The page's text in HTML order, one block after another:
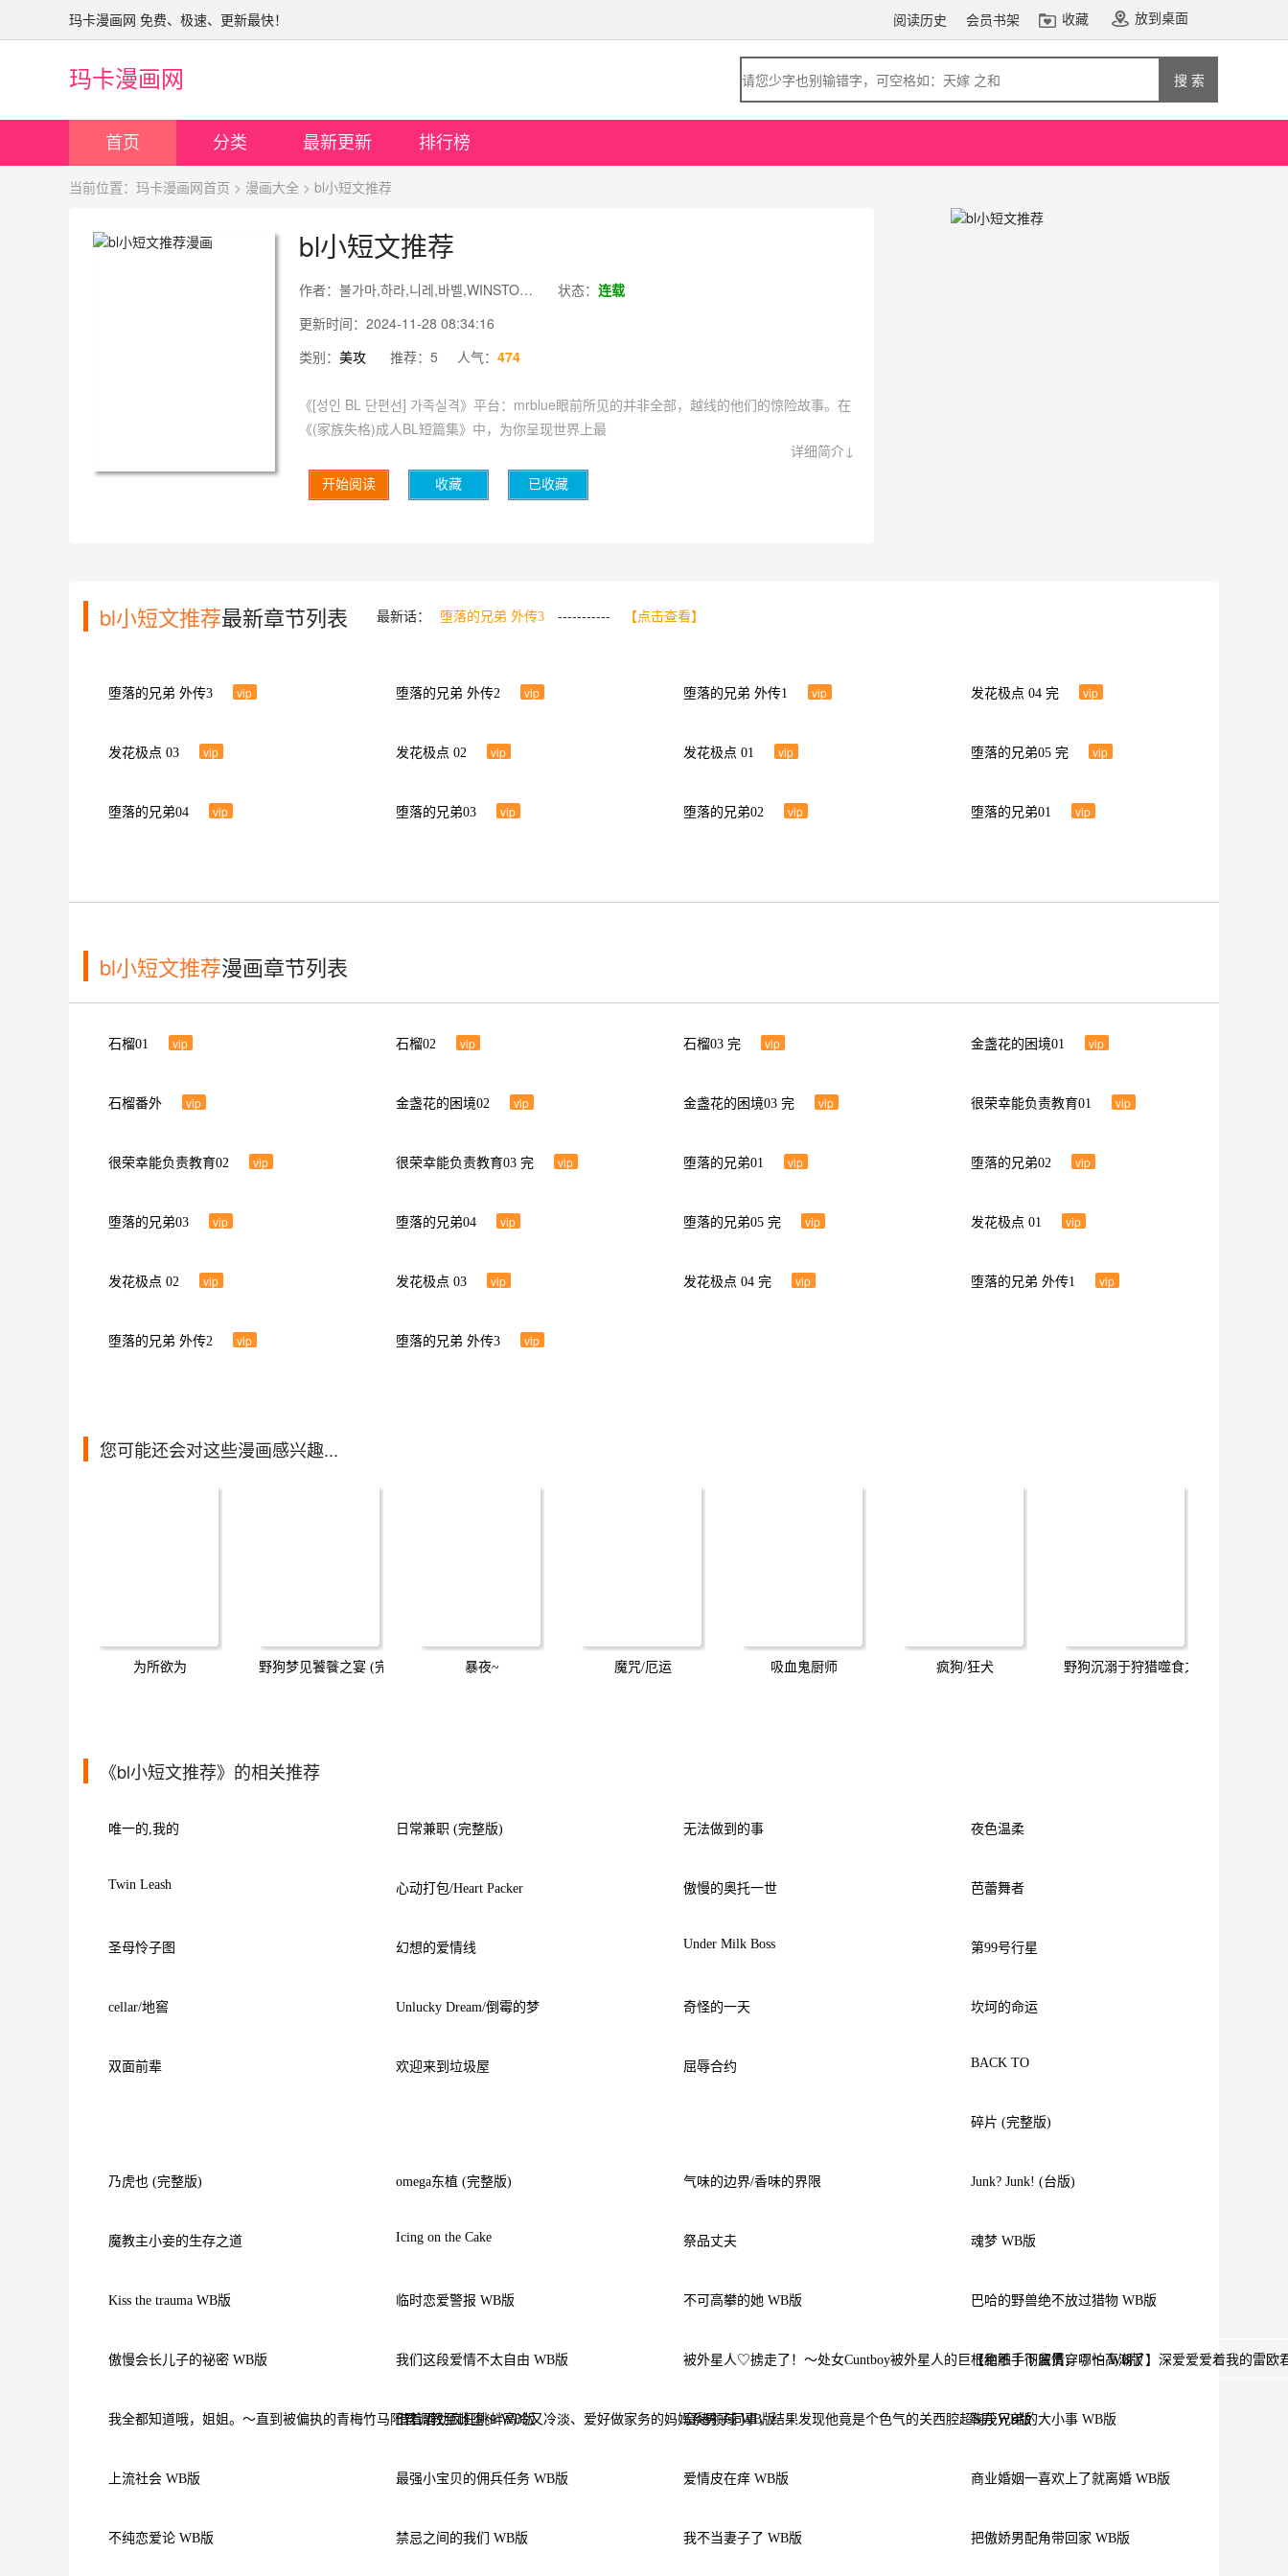
玛卡漫画网 免费、极速、更新最快！ 阅读历史 会员书架 收藏 放到桌面
玛卡漫画网 搜 索
首页 分类 最新更新 排行榜
当前位置： 玛卡漫画网首页 > 漫画大全 > bl小短文推荐
bl小短文推荐
作者：불가마,하라,니레,바벨,WINSTON,박찐득 状态： 连载
更新时间：2024-11-28 08:34:16
类别： 美攻 推荐：5 人气： 474
《[성인 BL 단편선] 가족실격》平台：mrblue眼前所见的并非全部，越线的他们的惊险故事。在
《(家族失格)成人BL短篇集》中，为你呈现世界上最
bl小短文推荐 画风独特，情节曲折，角色鲜活。分镜布局合理，是一部各方面表现出色的漫
画。本站为您提供：
bl小短文推荐漫画全集免费下拉式
bl小短文推荐同人耽美漫画 免费在线阅读等相关信息。
详细简介↓
开始阅读 收藏 已收藏
bl小短文推荐最新章节列表 最新话： 堕落的兄弟 外传3 ----------- 【点击查看】
堕落的兄弟 外传3 vip 堕落的兄弟 外传2 vip 堕落的兄弟 外传1 vip 发花极点 04 完 vip
发花极点 03 vip 发花极点 02 vip 发花极点 01 vip 堕落的兄弟05 完 vip
堕落的兄弟04 vip 堕落的兄弟03 vip 堕落的兄弟02 vip 堕落的兄弟01 vip
bl小短文推荐漫画章节列表
石榴01 vip 石榴02 vip 石榴03 完 vip 金盏花的困境01 vip
石榴番外 vip 金盏花的困境02 vip 金盏花的困境03 完 vip 很荣幸能负责教育01 vip
很荣幸能负责教育02 vip 很荣幸能负责教育03 完 vip 堕落的兄弟01 vip 堕落的兄弟02 vip
堕落的兄弟03 vip 堕落的兄弟04 vip 堕落的兄弟05 完 vip 发花极点 01 vip
发花极点 02 vip 发花极点 03 vip 发花极点 04 完 vip 堕落的兄弟 外传1 vip
堕落的兄弟 外传2 vip 堕落的兄弟 外传3 vip
您可能还会对这些漫画感兴趣...
为所欲为 野狗梦见饕餮之宴 (完整版) 暴夜~ 魔咒/厄运 吸血鬼厨师 疯狗/狂犬 野狗沉溺于狩猎噬食之梦 WB版
《bl小短文推荐》的相关推荐
唯一的,我的 日常兼职 (完整版) 无法做到的事 夜色温柔
Twin Leash 心动打包/Heart Packer 傲慢的奥托一世 芭蕾舞者
圣母怜子图 幻想的爱情线 Under Milk Boss 第99号行星
cellar/地窖 Unlucky Dream/倒霉的梦 奇怪的一天 坎坷的命运
双面前辈 欢迎来到垃圾屋 屈辱合约 BACK TO
碎片 (完整版)
乃虎也 (完整版) omega东植 (完整版) 气味的边界/香味的界限 Junk? Junk! (台版)
魔教主小妾的生存之道 Icing on the Cake 祭品丈夫 魂梦 WB版
Kiss the trauma WB版 临时恋爱警报 WB版 不可高攀的她 WB版 巴哈的野兽绝不放过猎物 WB版
傲慢会长儿子的祕密 WB版 我们这段爱情不太自由 WB版 被外星人♡掳走了！〜处女Cuntboy被外星人的巨根和触手彻底贯穿♡〜 WB版
【绝不手下留情，哪怕高潮了】深爱爱爱着我的雷
我全都知道哦，姐姐。～直到被偏执的青梅竹马阳君调教至雌堕～ WB版借着酒劲疯狂挑衅高冷又冷淡、爱好做家务的妈妈系男子同事，结果发现他竟是个色气的关西腔超S男 WB版
窟堵领域 WB版 鞠茂兄弟的大小事 WB版
上流社会 WB版 最强小宝贝的佣兵任务 WB版 爱情皮在痒 WB版 商业婚姻一喜欢上了就离婚 WB版
不纯恋爱论 WB版 禁忌之间的我们 WB版 我不当妻子了 WB版 把傲娇男配角带回家 WB版